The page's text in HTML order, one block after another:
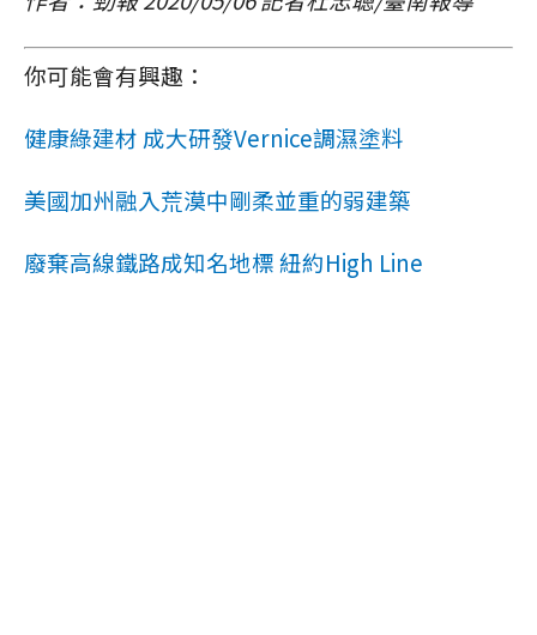
你可能會有興趣：
健康綠建材 成大研發Vernice調濕塗料
美國加州融入荒漠中剛柔並重的弱建築
廢棄高線鐵路成知名地標 紐約High Line